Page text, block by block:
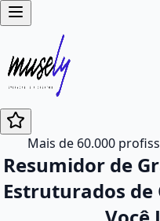
Mais de 60.000
Resumidor de
Estruturados